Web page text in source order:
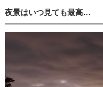
夜景はいつ見ても最高…